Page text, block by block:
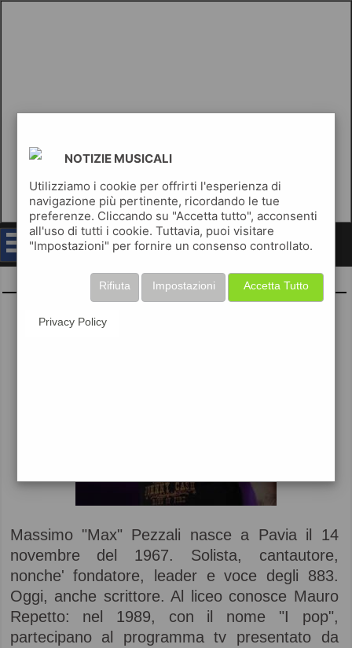
notizie musicali
Max Pezzali
Massimo "Max" Pezzali nasce a Pavia il 14
novembre del 1967. Solista, cantautore,
nonche' fondatore, leader e voce degli 883.
Oggi, anche scrittore. Al liceo conosce Mauro
Repetto: nel 1989, con il nome "I pop",
partecipano al programma tv presentato da
NOTIZIE MUSICALI
Utilizziamo i cookie per offrirti l'esperienza di
navigazione più pertinente, ricordando le tue
preferenze. Cliccando su "Accetta tutto", acconsenti
all'uso di tutti i cookie. Tuttavia, puoi visitare
"Impostazioni" per fornire un consenso controllato.
Accetta Tutto
Impostazioni
Rifiuta
Privacy Policy